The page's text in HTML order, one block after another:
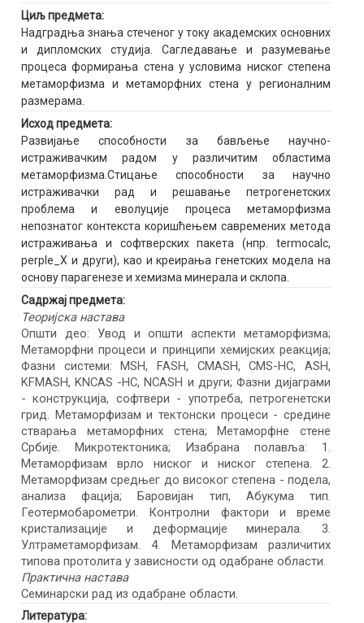
Циљ предмета:
Надградња знања стеченог у току академских основних
и дипломских студија. Сагледавање и разумевање
процеса формирања стена у условима ниског степена
метаморфизма и метаморфних стена у регионалним
размерама.
Исход предмета:
Развијање способности за бављење научно-
истраживачким радом у различитим областима
метаморфизма.Стицање способности за научно
истраживачки рад и решавање петрогенетских
проблема и еволуције процеса метаморфизма
непознатог контекста коришћењем савремених метода
истраживања и софтверских пакета (нпр. termocalc,
perple_X и други), као и креирања генетских модела на
основу парагенезе и хемизма минерала и склопа.
Садржај предмета:
Теоријска настава
Општи део: Увод и општи аспекти метаморфизма;
Метаморфни процеси и принципи хемијских реакција;
Фазни системи: MSH, FASH, CMASH, CMS-HC, ASH,
KFMASH, KNCAS -HC, NCASH и други; Фазни дијаграми
- конструкција, софтвери - употреба, петрогенетски
грид. Mетаморфизам и тектонски процеси - средине
стварања метаморфних стена; Метаморфне стене
Србије. Mикротектоника; Изабрана полавља: 1.
Метаморфизам врло ниског и ниског степена. 2.
Метаморфизам средњег до високог степена - подела,
анализа фација; Баровијан тип, Абукума тип.
Геотермобарометри. Контролни фактори и време
кристализације и деформације минерала. 3.
Ултраметаморфизам. 4. Метаморфизам различитих
типова протолита у зависности од одабране области.
Практична настава
Семинарски рад из одабране области.
Литература: